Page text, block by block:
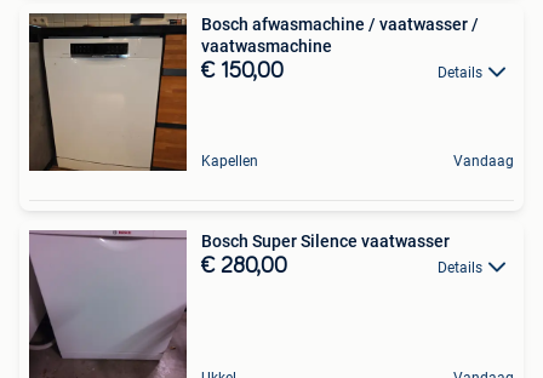
Bosch afwasmachine / vaatwasser /
vaatwasmachine
€ 150,00 Details
Kapellen Vandaag
Bosch Super Silence vaatwasser
€ 280,00 Details